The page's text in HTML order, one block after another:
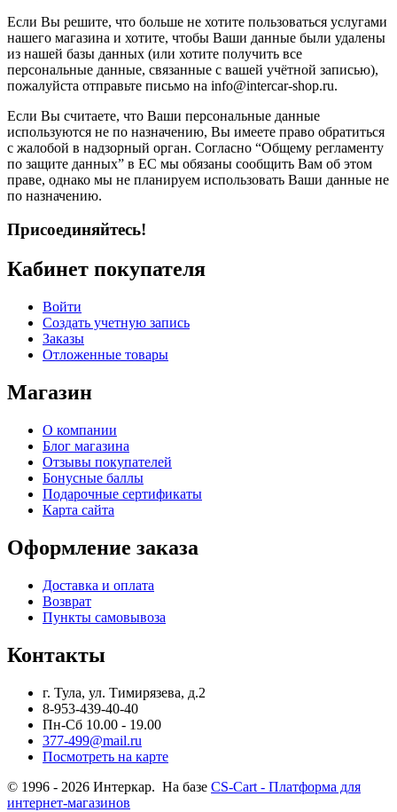
Если Вы решите, что больше не хотите пользоваться услугами
нашего магазина и хотите, чтобы Ваши данные были удалены
из нашей базы данных (или хотите получить все
персональные данные, связанные с вашей учётной записью),
пожалуйста отправьте письмо на info@intercar-shop.ru.
Если Вы считаете, что Ваши персональные данные
используются не по назначению, Вы имеете право обратиться
с жалобой в надзорный орган. Согласно “Общему регламенту
по защите данных” в ЕС мы обязаны сообщить Вам об этом
праве, однако мы не планируем использовать Ваши данные не
по назначению.
Присоединяйтесь!
Кабинет покупателя
Войти
Создать учетную запись
Заказы
Отложенные товары
Магазин
О компании
Блог магазина
Отзывы покупателей
Бонусные баллы
Подарочные сертификаты
Карта сайта
Оформление заказа
Доставка и оплата
Возврат
Пункты самовывоза
Контакты
г. Тула, ул. Тимирязева, д.2
8-953-439-40-40
Пн-Сб 10.00 - 19.00
377-499@mail.ru
Посмотреть на карте
© 1996 - 2026 Интеркар. На базе CS-Cart - Платформа для
интернет-магазинов